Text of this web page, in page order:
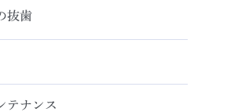
抜歯
テナンス